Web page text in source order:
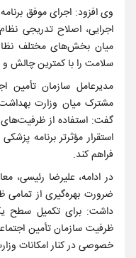
وی افزود: اجرای موفق
اجرایی، اصلاح تدریجی
میان بخش‌های مختلف
سلامت را با کمترین چالش
مدیرعامل سازمان تأمین
مشترک میان وزارت
گفت: استفاده از
استقرار مؤثرتر برنامه
فراهم کند.
در ادامه، علیرضا رئیسی،
ضرورت بهره‌گیری از
داشت: برای تکمیل سطح
ظرفیت سازمان تأمین
خصوصی در کنار امکانات